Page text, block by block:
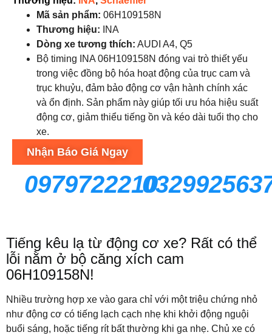
Mã sản phẩm: 06H109158N
Thương hiệu: INA
Dòng xe tương thích: AUDI A4, Q5
Bộ timing INA 06H109158N đóng vai trò thiết yếu
trong việc đồng bộ hóa hoạt động của trục cam và
trục khuỷu, đảm bảo động cơ vận hành chính xác
và ổn định. Sản phẩm này giúp tối ưu hóa hiệu suất
động cơ, giảm thiểu tiếng ồn và kéo dài tuổi thọ cho
xe.
Nhận Báo Giá Ngay
0979722210
Tiếng kêu lạ từ động cơ xe? Rất có thể
lỗi nằm ở bộ căng xích cam
06H109158N!
Nhiều trường hợp xe vào gara chỉ với một triệu chứng nhỏ
như động cơ có tiếng lạch cạch nhẹ khi khởi động nguội
buổi sáng, hoặc tiếng rít bất thường khi ga nhẹ. Chủ xe có